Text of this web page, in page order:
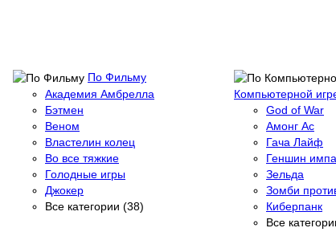
По Фильму
Академия Амбрелла
Бэтмен
Веном
Властелин колец
Во все тяжкие
Голодные игры
Джокер
Все категории (38)
Компьютерной
God of War
Амонг Ас
Гача Лайф
Геншин
Зельда
Зомби
Киберпанк
Все